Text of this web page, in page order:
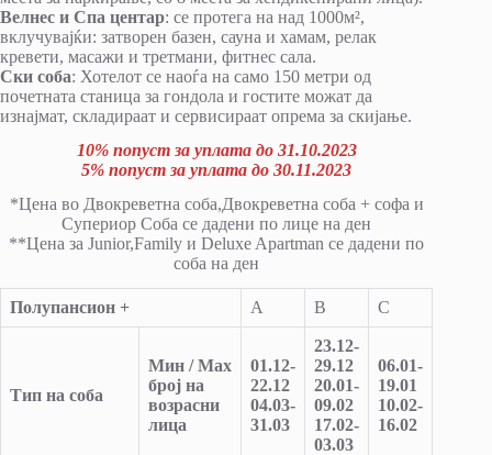
Велнес и Спа центар: се протега на над 1000м²,
вклучувајќи: затворен базен, сауна и хамам, релак
кревети, масажи и третмани, фитнес сала.
Ски соба: Хотелот се наоѓа на само 150 метри од
почетната станица за гондола и гостите можат да
изнајмат, складираат и сервисираат опрема за скијање.
10% попуст за уплата до 31.10.2023
5% попуст за уплата до30.11.2023
*Цена во Двокреветна соба,Двокреветна соба + софа и
Супериор Соба се дадени по лице на ден
**Цена за Junior,Family и Deluxe Apartmаn се дадени по
соба на ден
Полупансион + A B C
Тип на соба
Мин / Мах
број на
возрасни
лица
01.12-
22.12
04.03-
31.03
23.12-
29.12
20.01-
09.02
17.02-
03.03
06.01-
19.01
10.02-
16.02